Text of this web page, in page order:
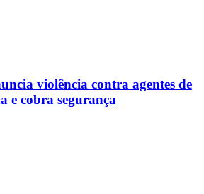
violência contra agentes de
e cobra segurança